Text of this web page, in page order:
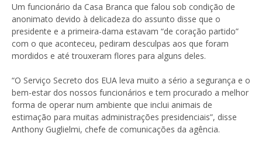
Um funcionário da Casa Branca que falou sob condição de
anonimato devido à delicadeza do assunto disse que o
presidente e a primeira-dama estavam “de coração partido”
com o que aconteceu, pediram desculpas aos que foram
mordidos e até trouxeram flores para alguns deles.
“O Serviço Secreto dos EUA leva muito a sério a segurança e o
bem-estar dos nossos funcionários e tem procurado a melhor
forma de operar num ambiente que inclui animais de
estimação para muitas administrações presidenciais”, disse
Anthony Guglielmi, chefe de comunicações da agência.